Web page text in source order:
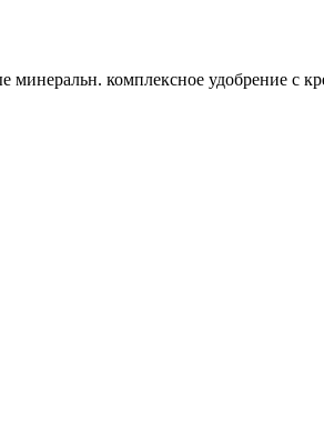
минеральн. комплексное удобрение с